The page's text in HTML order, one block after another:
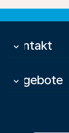
Kontakt
keyboard_arrow_down
Angebote
keyboard_arrow_down